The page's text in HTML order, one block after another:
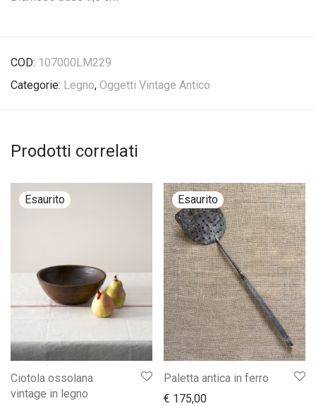
COD: 107000LM229
Categorie: Legno, Oggetti Vintage Antico
Prodotti correlati
Ciotola ossolana
vintage in legno
Paletta antica in ferro
€ 175,00